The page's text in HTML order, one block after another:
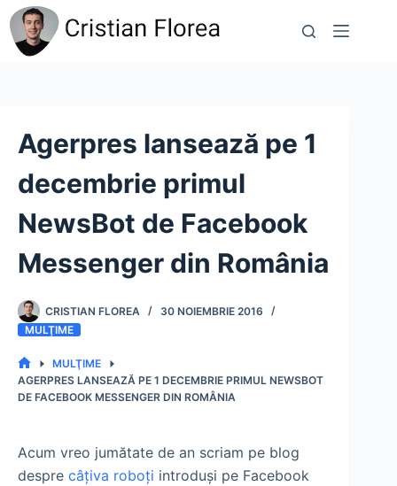
Sari
la
conținut
Agerpres lansează pe 1
decembrie primul
NewsBot de Facebook
Messenger din România
CRISTIAN FLOREA
30 NOIEMBRIE 2016
MULŢIME
PRIMA
PAGINĂ
MULŢIME
AGERPRES LANSEAZĂ PE 1 DECEMBRIE PRIMUL NEWSBOT
DE FACEBOOK MESSENGER DIN ROMÂNIA
Acum vreo jumătate de an scriam pe blog
despre câțiva roboți introduși pe Facebook